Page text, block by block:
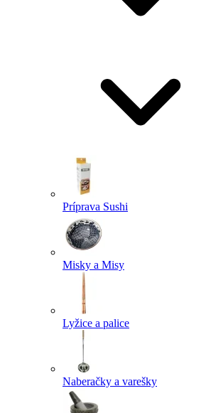
Príprava Sushi
Misky a Misy
Lyžice a palice
Naberačky a varešky